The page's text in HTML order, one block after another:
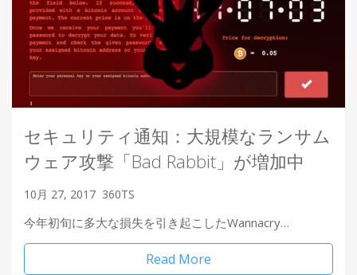
セキュリティ通知：大規模なランサム
ウェア攻撃「Bad Rabbit」が増加中
10月 27, 2017 360TS
今年初旬に多大な損失を引き起こしたWannacry…
Read More